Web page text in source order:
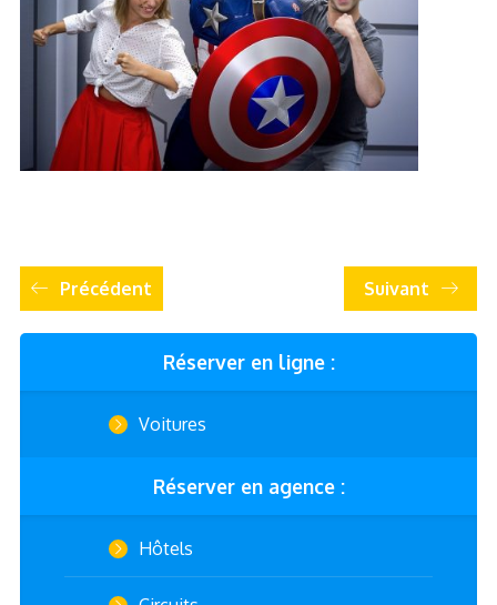
Réserver en ligne :
Voitures
Réserver en agence :
Hôtels
Précédent Suivant